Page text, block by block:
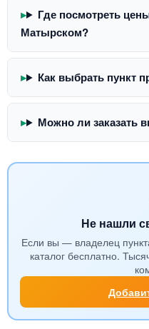
Где посмотреть
Матырском?
Как выбрать пункт
Можно ли заказать
Не нашли
Если вы — владелец
каталог бесплатно.